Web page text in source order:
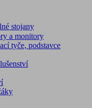
stojany
a monitory
tyče, podstavce